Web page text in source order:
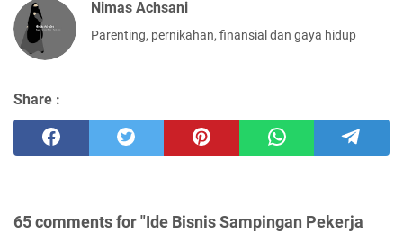
Nimas Achsani
Parenting, pernikahan, finansial dan gaya hidup
Share :
65 comments for "Ide Bisnis Sampingan Pekerja